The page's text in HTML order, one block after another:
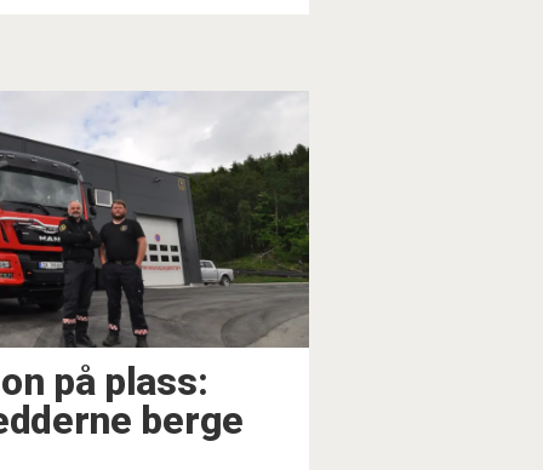
på plass:
berge